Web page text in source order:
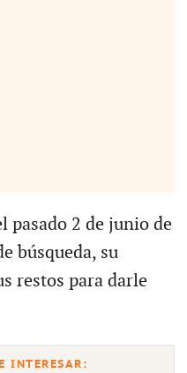
pasado 2 de junio de
búsqueda, su
restos para darle